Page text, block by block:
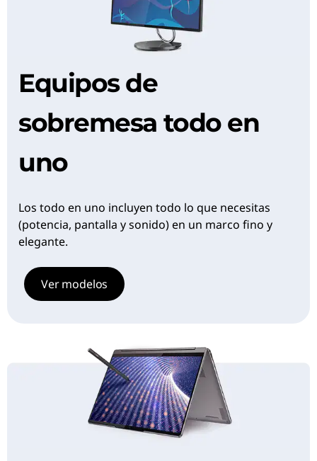
Equipos de
sobremesa todo en
uno
Los todo en uno incluyen todo lo que necesitas
(potencia, pantalla y sonido) en un marco fino y
elegante.
Ver modelos